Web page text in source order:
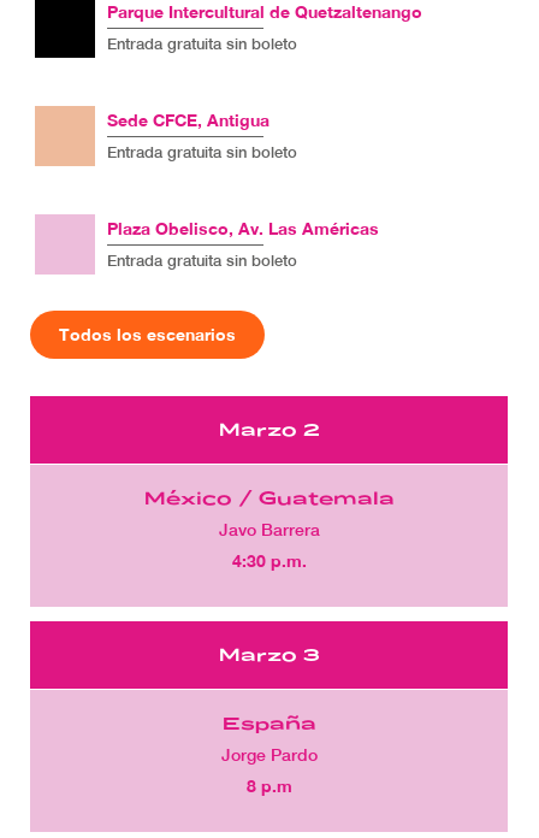
Parque Intercultural de Quetzaltenango
Entrada gratuita sin boleto
Sede CFCE, Antigua
Entrada gratuita sin boleto
Plaza Obelisco, Av. Las Américas
Entrada gratuita sin boleto
Todos los escenarios
Marzo 2
México / Guatemala
Javo Barrera
4:30 p.m.
Marzo 3
España
Jorge Pardo
8 p.m